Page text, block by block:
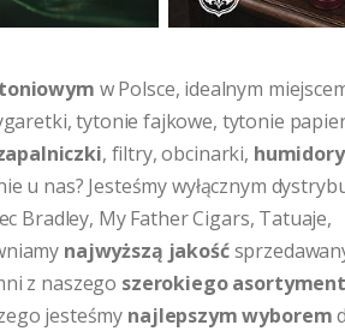
w Polsce, idealnym
tytonie fajkowe, tytonie
, filtry, obcinarki, humidory
u nas? Jesteśmy wyłącznym
Bradley, My Father Cigars, Tatuaje,
najwyższą jakość
z naszego szerokiego
jesteśmy najlepszym wyborem